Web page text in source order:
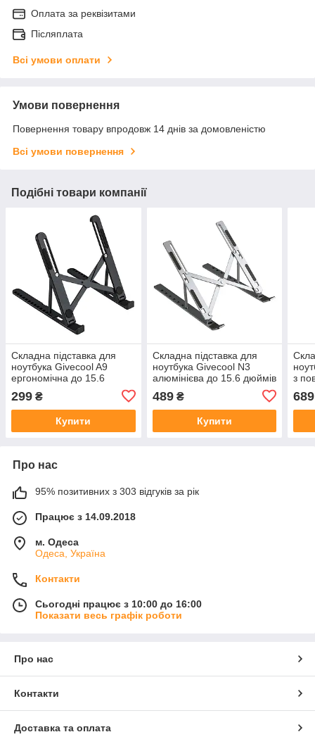
Оплата за реквізитами
Післяплата
Всі умови оплати
Умови повернення
Повернення товару впродовж 14 днів за домовленістю
Всі умови повернення
Подібні товари компанії
Складна підставка для
ноутбука Givecool A9
ергономічна до 15.6
299 ₴
Купити
Складна підставка для
ноутбука Givecool N3
алюмінієва до 15.6 дюймів
489₴
Купити
з
689
Про нас
95% позитивних з 303 відгуків за рік
Працює з 14.09.2018
м. Одеса
Одеса, Україна
Контакти
Сьогодні працює з 10:00 до 16:00
Показати весь графік роботи
Про нас
Контакти
Доставка та оплата